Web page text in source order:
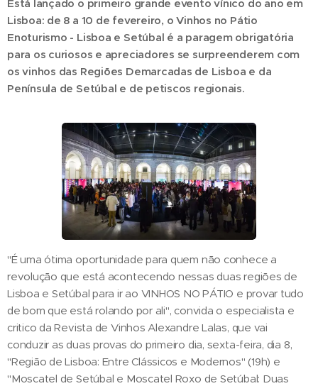
Está lançado o primeiro grande evento vínico do ano em
Lisboa: de 8 a 10 de fevereiro, o Vinhos no Pátio
Enoturismo - Lisboa e Setúbal é a paragem obrigatória
para os curiosos e apreciadores se surpreenderem com
os vinhos das Regiões Demarcadas de Lisboa e da
Península de Setúbal e de petiscos regionais.
"É uma ótima oportunidade para quem não conhece a
revolução que está acontecendo nessas duas regiões de
Lisboa e Setúbal para ir ao VINHOS NO PÁTIO e provar tudo
de bom que está rolando por ali", convida o especialista e
critico da Revista de Vinhos Alexandre Lalas, que vai
conduzir as duas provas do primeiro dia, sexta-feira, dia 8,
"Região de Lisboa: Entre Clássicos e Modernos" (19h) e
"Moscatel de Setúbal e Moscatel Roxo de Setúbal: Duas